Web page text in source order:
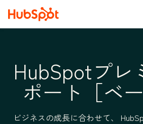
HubSpotプレ
ポート［ベー
ビジネスの成長に合わせて、